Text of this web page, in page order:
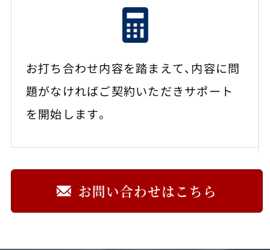
お打ち合わせ内容を踏まえて、内容に問
題がなければご契約いただきサポート
を開始します。
お問い合わせはこちら